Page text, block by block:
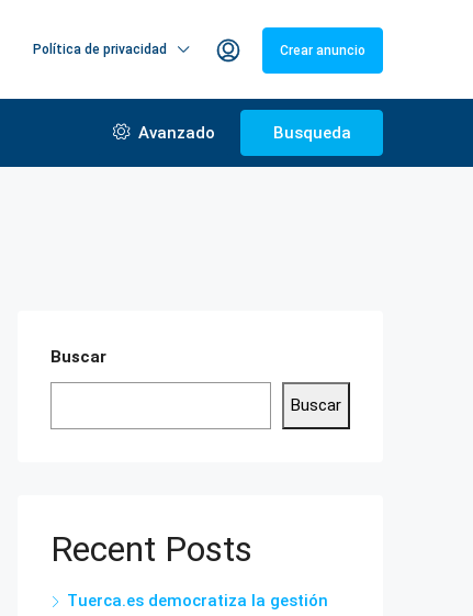
Política de privacidad Crear anuncio
Avanzado Busqueda
Buscar
Buscar
Recent Posts
Tuerca.es democratiza la gestión